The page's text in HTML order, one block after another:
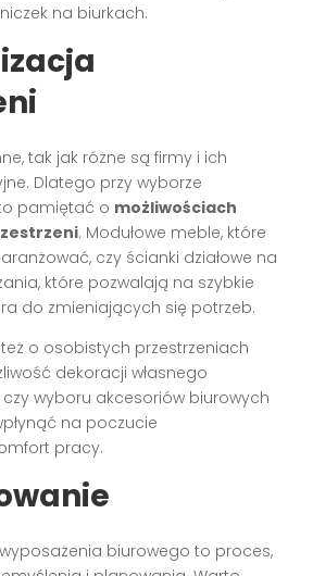
na biurkach.
tak jak różne są firmy i ich
Dlatego przy wyborze
pamiętać o możliwościach
. Modułowe meble, które
czy ścianki działowe na
które pozwalają na szybkie
do zmieniających się potrzeb.
o osobistych przestrzeniach
dekoracji własnego
wyboru akcesoriów biurowych
na poczucie
pracy.
biurowego to proces,